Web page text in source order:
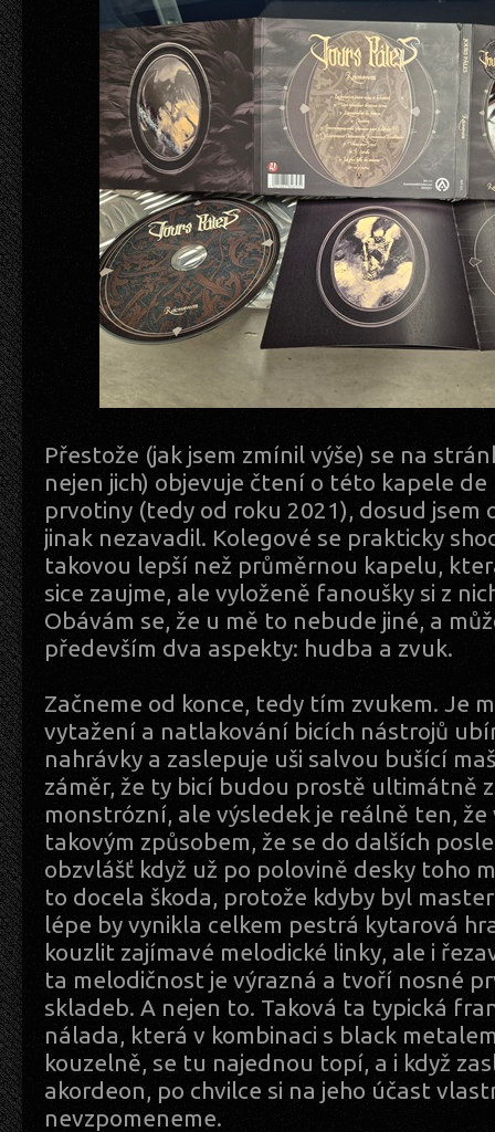
Přestože (jak jsem zmínil výše) se na
nejen jich) objevuje čtení o této kapele
prvotiny (tedy od roku 2021), dosud jsem
jinak nezavadil. Kolegové se prakticky
takovou lepší než průměrnou kapelu,
sice zaujme, ale vyloženě fanoušky si z
Obávám se, že u mě to nebude jiné, a
především dva aspekty: hudba a zvuk.
Začneme od konce, tedy tím zvukem. Je
vytažení a natlakování bicích nástrojů
nahrávky a zaslepuje uši salvou bušící
záměr, že ty bicí budou prostě ultimátně
monstrózní, ale výsledek je reálně ten,
takovým způsobem, že se do dalších
obzvlášť když už po polovině desky toho
to docela škoda, protože kdyby byl
lépe by vynikla celkem pestrá kytarová
kouzlit zajímavé melodické linky, ale i
ta melodičnost je výrazná a tvoří nosné
skladeb. A nejen to. Taková ta typická
nálada, která v kombinaci s black
kouzelně, se tu najednou topí, a i když
akordeon, po chvilce si na jeho účast
nevzpomeneme.